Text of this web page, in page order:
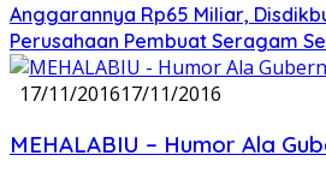
Anggarannya Rp65 Miliar,
Perusahaan Pembuat Seragam
17/11/201617/11/2016
MEHALABIU – Humor Ala